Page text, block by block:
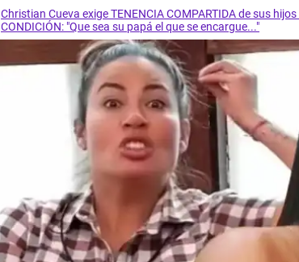
Christian Cueva exige TENENCIA COMPARTIDA de sus
CONDICIÓN: "Que sea su papá el que se encargue..."